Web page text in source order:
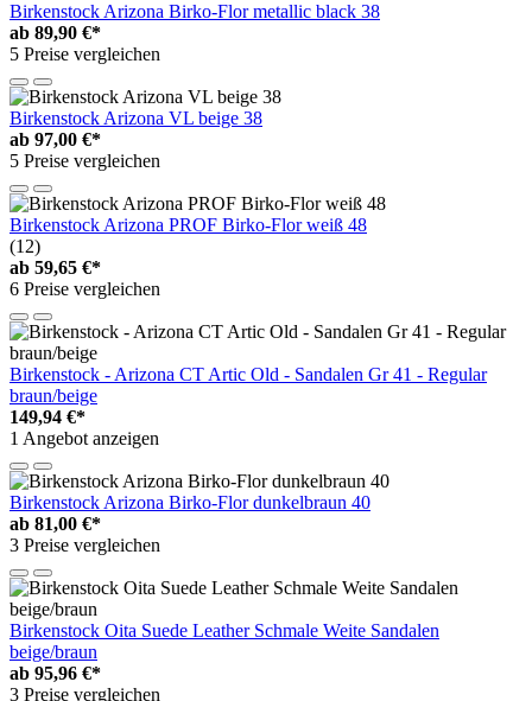
Birkenstock Arizona Birko-Flor metallic black 38
ab 89,90 €*
5 Preise vergleichen
Birkenstock Arizona VL beige 38
ab 97,00 €*
5 Preise vergleichen
Birkenstock Arizona PROF Birko-Flor weiß 48
(12)
ab 59,65 €*
6 Preise vergleichen
Birkenstock - Arizona CT Artic Old - Sandalen Gr 41 - Regular
braun/beige
149,94 €*
1 Angebot anzeigen
Birkenstock Arizona Birko-Flor dunkelbraun 40
ab 81,00 €*
3 Preise vergleichen
Birkenstock Oita Suede Leather Schmale Weite Sandalen
beige/braun
ab 95,96 €*
3 Preise vergleichen